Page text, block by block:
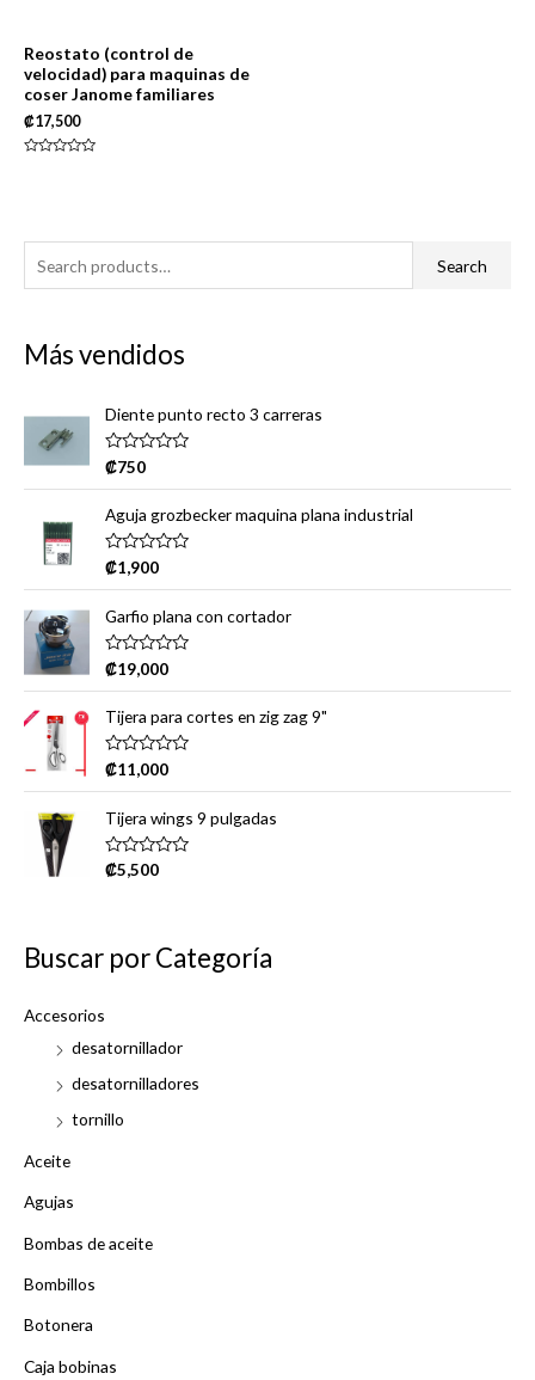
e
h
Search
Más vendidos
Diente punto recto 3 carreras
R
a
t
e
d
0
o
u
t
f
5
₡750
Aguja grozbecker maquina plana industrial
R
a
t
e
d
0
o
u
t
f
5
₡1,900
Garfio plana con cortador
R
a
t
e
d
0
o
u
t
f
5
₡19,000
Tijera para cortes en zig zag 9"
R
a
t
e
d
0
o
u
₡11,000
Tijera wings 9 pulgadas
R
o
u
5
₡5,500
Buscar por Categoría
Accesorios
desatornillador
desatornilladores
tornillo
Aceite
Agujas
Bombas de aceite
Bombillos
Botonera
Caja bobinas
Reostato (control de
velocidad) para maquinas de
coser Janome familiares
₡17,500